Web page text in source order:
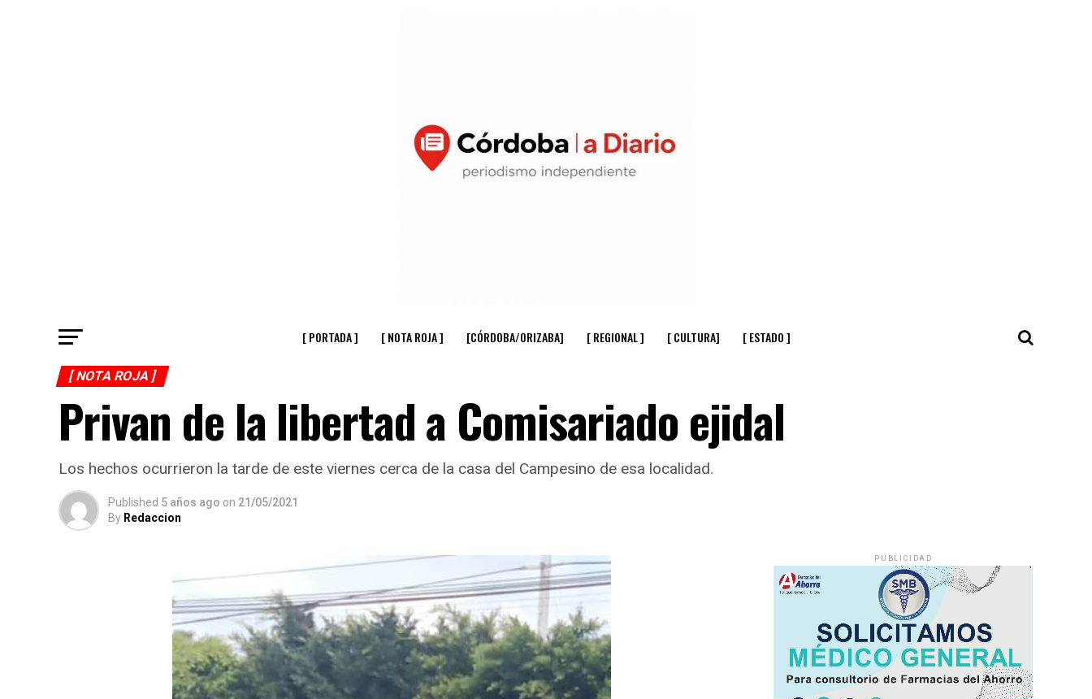
[ PORTADA ] [ NOTA ROJA ] [CÓRDOBA/ORIZABA] [ REGIONAL ] [ CULTURA] [ ESTADO ]
[ NOTA ROJA ]
Privan de la libertad a Comisariado ejidal
Los hechos ocurrieron la tarde de este viernes cerca de la casa del Campesino de esa localidad.
Published 5 años ago on 21/05/2021
By Redaccion
PUBLICIDAD